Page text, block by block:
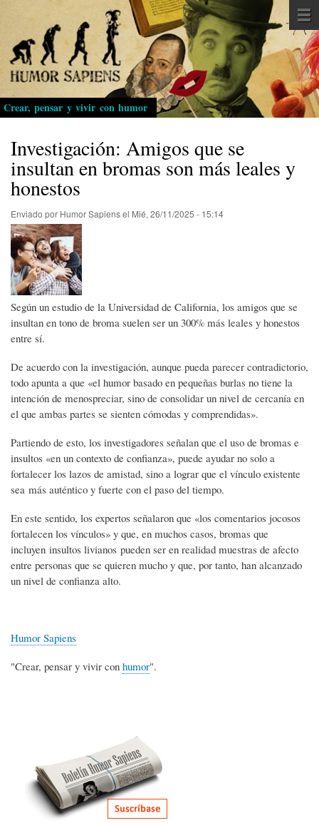
Pasar
al
contenido
principal
Crear, pensar y vivir con humor
Investigación: Amigos que se
insultan en bromas son más leales y
honestos
Enviado por Humor Sapiensel Mié, 26/11/2025 - 15:14
Según un estudio de la Universidad de California, los amigos que se
insultan en tono de broma suelen ser un 300% más leales y honestos
entre sí.
De acuerdo con la investigación, aunque pueda parecer contradictorio,
todo apunta a que «el humor basado en pequeñas burlas no tiene la
intención de menospreciar, sino de consolidar un nivel de cercanía en
el que ambas partes se sienten cómodas y comprendidas».
Partiendo de esto, los investigadores señalan que el uso de bromas e
insultos «en un contexto de confianza», puede ayudar no solo a
fortalecer los lazos de amistad, sino a lograr que el vínculo existente
sea más auténtico y fuerte con el paso del tiempo.
En este sentido, los expertos señalaron que «los comentarios jocosos
fortalecen los vínculos» y que, en muchos casos, bromas que
incluyen insultos livianos pueden ser en realidad muestras de afecto
entre personas que se quieren mucho y que, por tanto, han alcanzado
un nivel de confianza alto.
Humor Sapiens
"Crear, pensar y vivir con humor".